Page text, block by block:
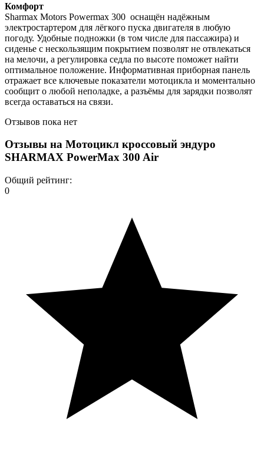
Комфорт
Sharmax Motors Powermax 300 оснащён надёжным
электростартером для лёгкого пуска двигателя в любую
погоду. Удобные подножки (в том числе для пассажира) и
сиденье с нескользящим покрытием позволят не отвлекаться
на мелочи, а регулировка седла по высоте поможет найти
оптимальное положение. Информативная приборная панель
отражает все ключевые показатели мотоцикла и моментально
сообщит о любой неполадке, а разъёмы для зарядки позволят
всегда оставаться на связи.
Отзывов пока нет
Отзывы на Мотоцикл кроссовый эндуро
SHARMAX PowerMax 300 Air
Общий рейтинг:
0